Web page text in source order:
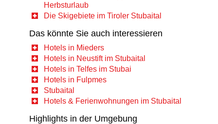
Herbsturlaub
Die Skigebiete im Tiroler Stubaital
Das könnte Sie auch interessieren
Hotels in Mieders
Hotels in Neustift im Stubaital
Hotels in Telfes im Stubai
Hotels in Fulpmes
Stubaital
Hotels & Ferienwohnungen im Stubaital
Highlights in der Umgebung